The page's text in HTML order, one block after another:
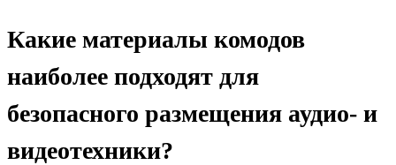
Какие материалы комодов
наиболее подходят для
безопасного размещения аудио- и
видеотехники?